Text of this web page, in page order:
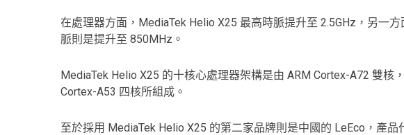
在處理器方面，MediaTek Helio X25 最高時脈提升至 2.5GHz，另一
脈則是提升至 850MHz。
MediaTek Helio X25 的十核心處理器架構是由 ARM Cortex-A72 雙核
Cortex-A53 四核所組成。
至於採用 MediaTek Helio X25 的第二家品牌則是中國的 LeEco，產